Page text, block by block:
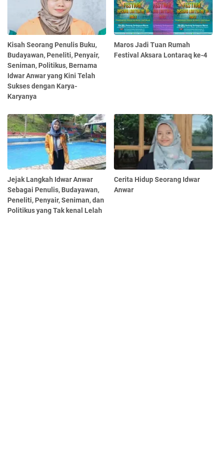
Kisah Seorang Penulis Buku,
Budayawan, Peneliti, Penyair,
Seniman, Politikus, Bernama
Idwar Anwar yang Kini Telah
Sukses dengan Karya-
Karyanya
Maros Jadi Tuan Rumah
Festival Aksara Lontaraq ke-4
Jejak Langkah Idwar Anwar
Sebagai Penulis, Budayawan,
Peneliti, Penyair, Seniman, dan
Politikus yang Tak kenal Lelah
Cerita Hidup Seorang Idwar
Anwar